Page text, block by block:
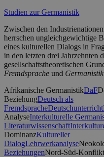
Studien zur Germanistik
Zwischen den
herrschen ungleichgewichtige
eines kulturellen Dialogs in
in den letzten drei Jahrzehnten
gesellschaftstheoretischen
Fremdsprache und Germanistik
Afrikanische GermanistikDaF
BeziehungDeutsch als
FremdspracheDeutschunterricht
AnalyseInterkulturelle
Literaturwissenschaft
DominanzKultureller
DialogLehrwerkanalyse
BeziehungenNord-Süd-Konflikt